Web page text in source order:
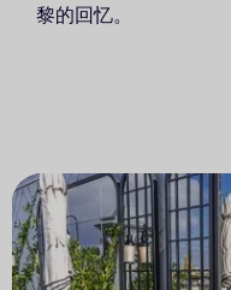
黎的回忆。